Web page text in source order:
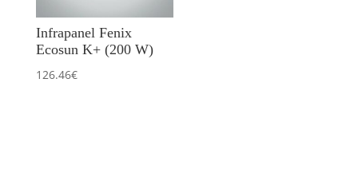
Infrapanel Fenix
Ecosun K+ (200 W)
126.46€